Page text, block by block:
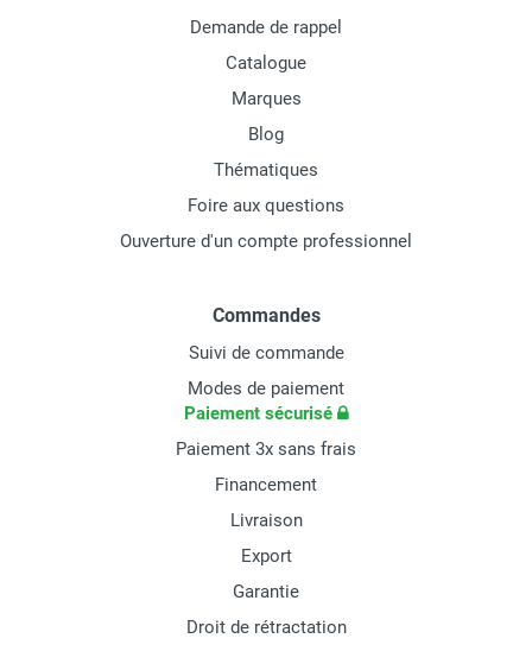
Demande de rappel
Catalogue
Marques
Blog
Thématiques
Foire aux questions
Ouverture d'un compte professionnel
Commandes
Suivi de commande
Modes de paiement
Paiement sécurisé
Paiement 3x sans frais
Financement
Livraison
Export
Garantie
Droit de rétractation